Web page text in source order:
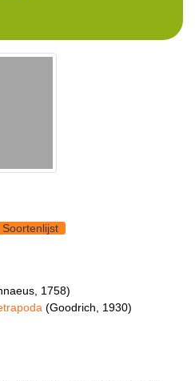
Soortenlijst
1758)
(Goodrich, 1930)